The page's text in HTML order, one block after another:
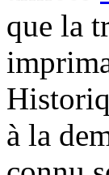
que la
à la